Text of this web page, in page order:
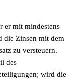
er mit mindestens
die Zinsen mit dem
zu versteuern.
des
wird die